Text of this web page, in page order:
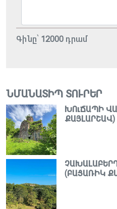
Գինը՝ 12000 դրամ
ՆՄԱՆԱՏԻՊ ՏՈՒՐԵՐ
ԽՈւՃԱՊԻ
ՔԱՅԼԱՐՇԱՎ)
(ԲԱՑԱՌԻԿ